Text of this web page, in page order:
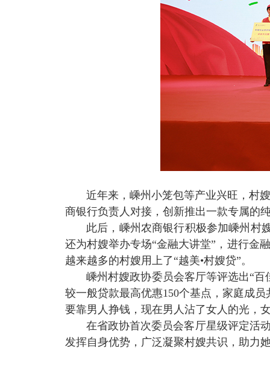
近年来，嵊州小笼包等产业兴旺，村
商银行负责人对接，创新推出一款专属的
此后，嵊州农商银行积极参加嵊州村
还为村嫂举办专场“金融大讲堂”，进行金
越来越多的村嫂用上了“越美•村嫂贷”。
嵊州村嫂政协委员会客厅等评选出“
较一般贷款最高优惠150个基点，家庭成员
要靠男人挣钱，现在男人沾了女人的光，
在省政协首次委员会客厅星级评定活
发挥自身优势，广泛凝聚村嫂共识，助力